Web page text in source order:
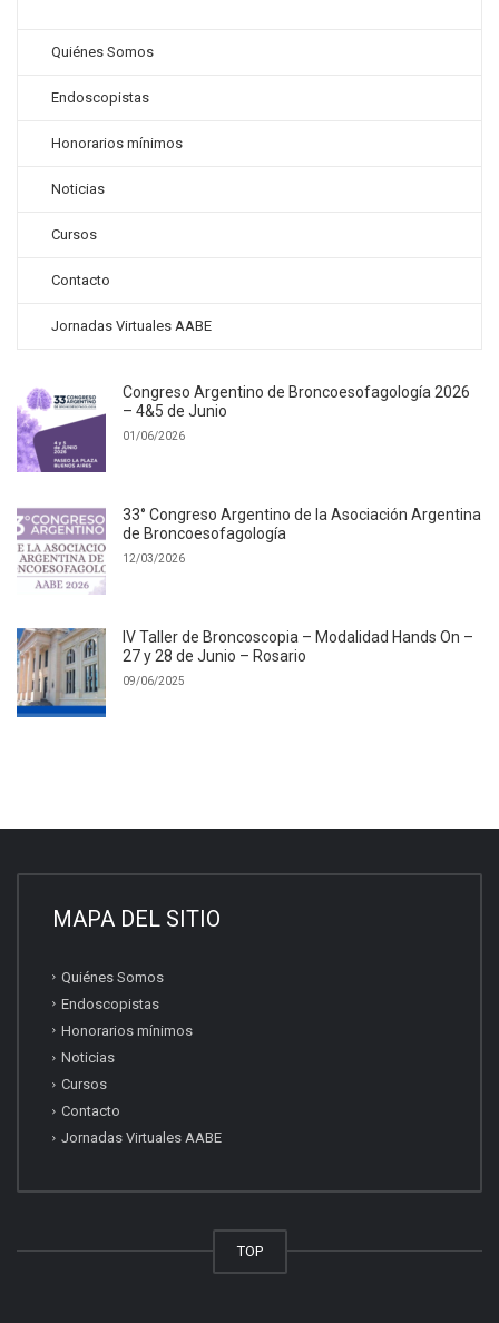
Quiénes Somos
Endoscopistas
Honorarios mínimos
Noticias
Cursos
Contacto
Jornadas Virtuales AABE
Congreso Argentino de Broncoesofagología 2026
– 4&5 de Junio
01/06/2026
33° Congreso Argentino de la Asociación Argentina
de Broncoesofagología
12/03/2026
IV Taller de Broncoscopia – Modalidad Hands On –
27 y 28 de Junio – Rosario
09/06/2025
MAPA DEL SITIO
Quiénes Somos
Endoscopistas
Honorarios mínimos
Noticias
Cursos
Contacto
Jornadas Virtuales AABE
TOP